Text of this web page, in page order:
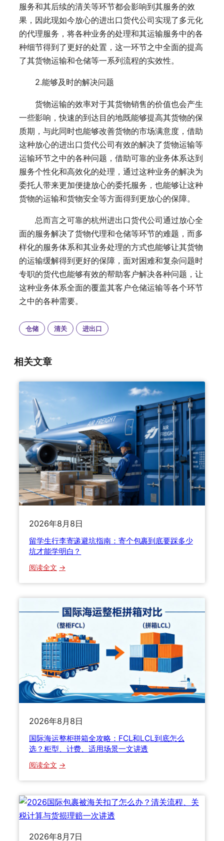
服务和其后续的清关等环节都会影响到其服务的效
果，因此现如今放心的进出口货代公司实现了多元化
的代理服务，将各种业务的处理和其运输服务中的各
种细节得到了更好的处置，这一环节之中全面的提高
了其货物运输和仓储等一系列流程的实效性。
2.能够及时的解决问题
货物运输的效率对于其货物销售的价值也会产生
一些影响，快速的到达目的地既能够提高其货物的保
质期，与此同时也能够改善货物的市场满意度，借助
这种放心的进出口货代公司有效的解决了货物运输等
运输环节之中的各种问题，借助可靠的业务体系达到
服务个性化和高效化的处理，通过这种业务的解决为
委托人带来更加便捷放心的委托服务，也能够让这种
货物的运输和货物安全等方面得到更放心的保障。
总而言之可靠的杭州进出口货代公司通过放心全
面的服务解决了货物代理和仓储等环节的难题，而多
样化的服务体系和其业务处理的方式也能够让其货物
的运输缓解得到更好的保障，面对困难和复杂问题时
专职的货代也能够有效的帮助客户解决各种问题，让
这种业务体系全面的覆盖其客户仓储运输等各个环节
之中的各种需要。
仓储 清关 进出口
相关文章
2026年8月8日
留学生行李寄递避坑指南：寄个包裹到底要踩多少
坑才能学明白？
阅读全文 ：
行
李
寄
递
避
坑
南
：
寄
包
裹
到
踩
多
少
坑
2026年8月8日
国际海运整柜拼箱全攻略：FCL和LCL到底怎么
选？柜型、计费、适用场景一文讲透
阅读全文 ：
海
运
整
柜
2026年8月7日